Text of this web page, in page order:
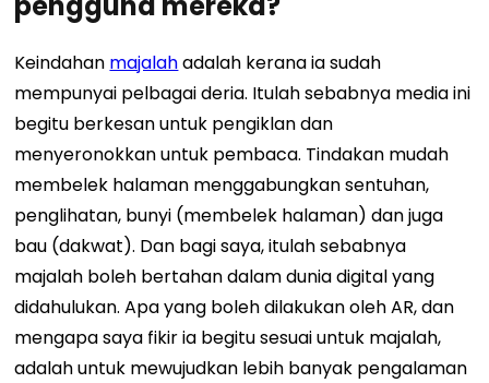
Keindahan majalahadalah kerana ia sudah
mempunyai pelbagai deria. Itulah sebabnya media ini
begitu berkesan untuk pengiklan dan
menyeronokkan untuk pembaca. Tindakan mudah
membelek halaman menggabungkan sentuhan,
penglihatan, bunyi (membelek halaman) dan juga
bau (dakwat). Dan bagi saya, itulah sebabnya
majalah boleh bertahan dalam dunia digital yang
didahulukan. Apa yang boleh dilakukan oleh AR, dan
mengapa saya fikir ia begitu sesuai untuk majalah,
adalah untuk mewujudkan lebih banyak pengalaman